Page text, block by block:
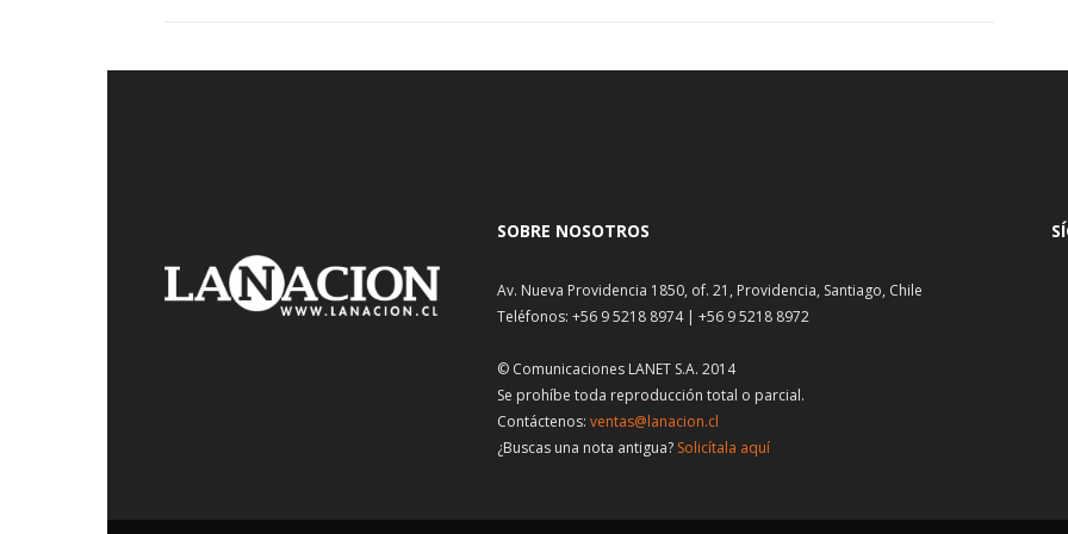
SOBRE NOSOTROS
Av. Nueva Providencia 1850, of. 21, Providencia, Santiago, Chile
Teléfonos: +56 9 5218 8974 | +56 9 5218 8972
© Comunicaciones LANET S.A. 2014
Se prohíbe toda reproducción total o parcial.
Contáctenos: ventas@lanacion.cl
¿Buscas una nota antigua? Solicítala aquí